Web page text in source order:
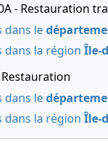
- Restauration
dans le
dans la région Île-
Restauration
dans le
dans la région Île-